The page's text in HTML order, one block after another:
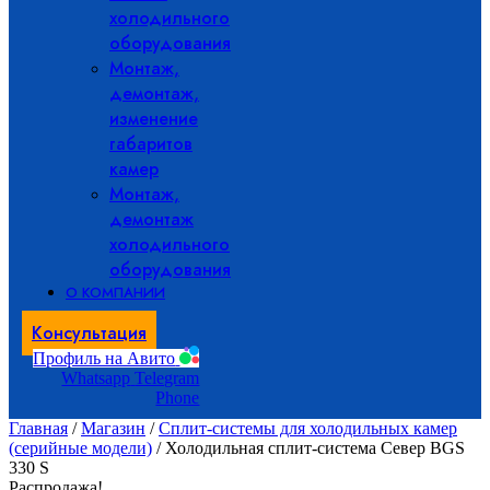
холодильного
оборудования
Монтаж,
демонтаж,
изменение
габаритов
камер
Монтаж,
демонтаж
холодильного
оборудования
О КОМПАНИИ
Консультация
Профиль на Авито
Whatsapp Telegram
Phone
Главная /Магазин /Сплит-системы для холодильных камер
(серийные модели) / Холодильная сплит-система Север BGS
330 S